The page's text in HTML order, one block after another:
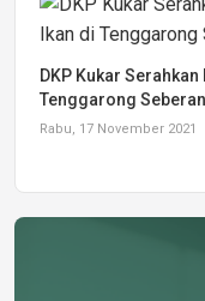
DKP Kukar
Tenggarong
Rabu, 17 November 2021